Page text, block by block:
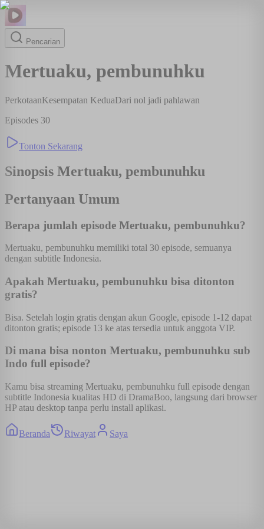
Pencarian
Mertuaku, pembunuhku
PerkotaanKesempatan KeduaDari nol jadi pahlawan
Episodes 30
Tonton Sekarang
Sinopsis Mertuaku, pembunuhku
Pertanyaan Umum
Berapa jumlah episode Mertuaku, pembunuhku?
Mertuaku, pembunuhku memiliki total 30 episode, semuanya
dengan subtitle Indonesia.
Apakah Mertuaku, pembunuhku bisa ditonton
gratis?
Bisa. Setelah login gratis dengan akun Google, episode 1-12 dapat
ditonton gratis; episode 13 ke atas tersedia untuk anggota VIP.
Di mana bisa nonton Mertuaku, pembunuhku sub
Indo full episode?
Kamu bisa streaming Mertuaku, pembunuhku full episode dengan
subtitle Indonesia kualitas HD di DramaBoo, langsung dari browser
HP atau desktop tanpa perlu install aplikasi.
Beranda Riwayat Saya